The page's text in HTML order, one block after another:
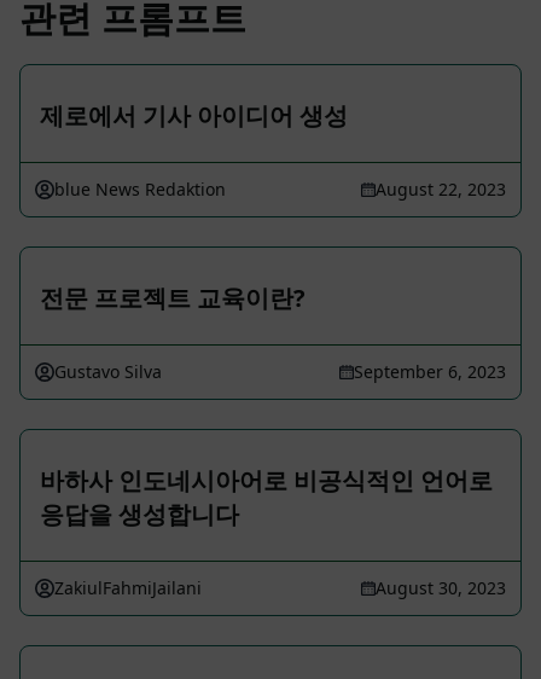
관련 프롬프트
제로에서 기사 아이디어 생성
blue News Redaktion August 22, 2023
전문 프로젝트 교육이란?
Gustavo Silva September 6, 2023
바하사 인도네시아어로 비공식적인 언어로
응답을 생성합니다
ZakiulFahmiJailani August 30, 2023